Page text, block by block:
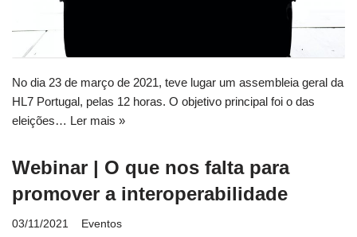
No dia 23 de março de 2021, teve lugar um assembleia geral da
HL7 Portugal, pelas 12 horas. O objetivo principal foi o das
eleições… Ler mais »
Webinar | O que nos falta para
promover a interoperabilidade
03/11/2021 Eventos